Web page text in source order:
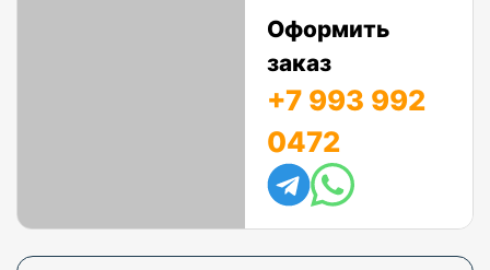
Оформить
заказ
+7 993 992
0472